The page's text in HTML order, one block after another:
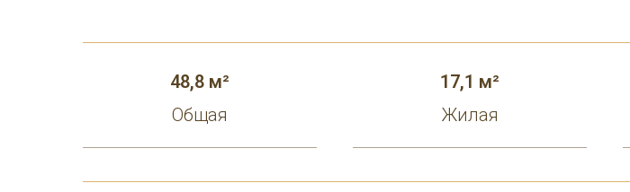
48,8 м²
Общая
17,1 м²
Жилая